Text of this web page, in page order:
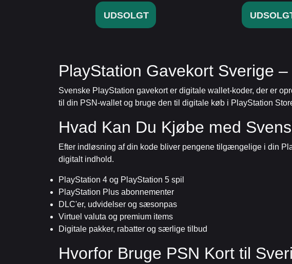
UDSOLGT
PlayStation Gavekort Sverige
Svenske PlayStation gavekort er digitale wallet-koder, der er
til din PSN-wallet og bruge den til digitale køb i PlayStation
Hvad Kan Du Kjøbe med
Efter indløsning af din kode bliver pengene tilgængelige i din
digitalt indhold.
PlayStation 4 og PlayStation 5 spil
PlayStation Plus abonnementer
DLC'er, udvidelser og sæsonpas
Virtuel valuta og premium items
Digitale pakker, rabatter og særlige tilbud
Hvorfor Bruge PSN Kort til